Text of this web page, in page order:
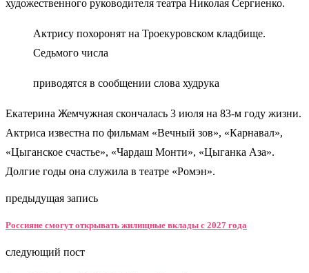
художественного руководителя театра Николая Сергиенко.
Актрису похоронят на Троекуровском кладбище.
Седьмого числа
приводятся в сообщении слова худрука
Екатерина Жемчужная скончалась 3 июля на 83-м году жизни.
Актриса известна по фильмам «Вечный зов», «Карнавал»,
«Цыганское счастье», «Чардаш Монти», «Цыганка Аза».
Долгие годы она служила в театре «Ромэн».
предыдущая запись
Россияне смогут открывать жилищные вклады с 2027 года
следующий пост